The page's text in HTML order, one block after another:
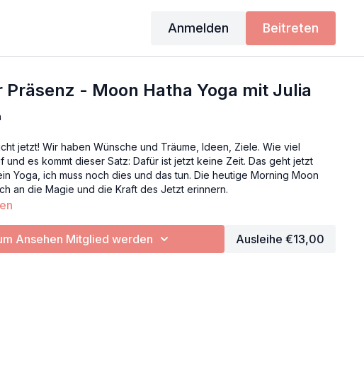
Anmelden Beitreten
Präsenz - Moon Hatha Yoga mit Julia
jetzt! Wir haben Wünsche und Träume, Ideen, Ziele. Wie viel
und es kommt dieser Satz: Dafür ist jetzt keine Zeit. Das geht jetzt
Yoga, ich muss noch dies und das tun. Die heutige Morning Moon
an die Magie und die Kraft des Jetzt erinnern.
Ansehen Mitglied werden Ausleihe €13,00